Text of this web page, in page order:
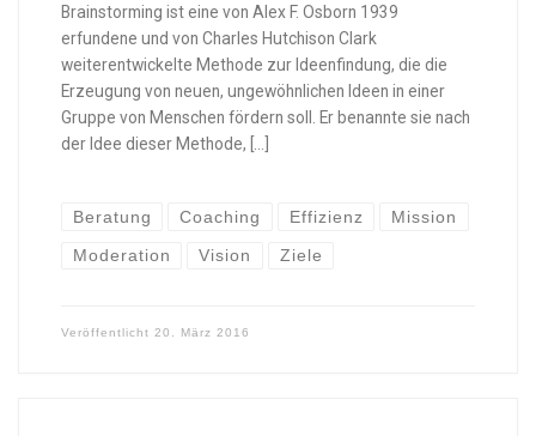
Brainstorming ist eine von Alex F. Osborn 1939
erfundene und von Charles Hutchison Clark
weiterentwickelte Methode zur Ideenfindung, die die
Erzeugung von neuen, ungewöhnlichen Ideen in einer
Gruppe von Menschen fördern soll. Er benannte sie nach
der Idee dieser Methode, […]
Beratung Coaching Effizienz Mission
Moderation Vision Ziele
Veröffentlicht 20. März 2016